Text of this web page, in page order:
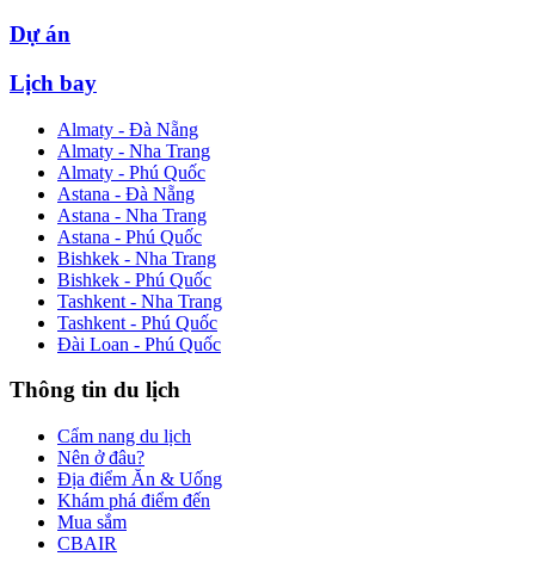
Dự án
Lịch bay
Almaty - Đà Nẵng
Almaty - Nha Trang
Almaty - Phú Quốc
Astana - Đà Nẵng
Astana - Nha Trang
Astana - Phú Quốc
Bishkek - Nha Trang
Bishkek - Phú Quốc
Tashkent - Nha Trang
Tashkent - Phú Quốc
Đài Loan - Phú Quốc
Thông tin du lịch
Cẩm nang du lịch
Nên ở đâu?
Địa điểm Ăn & Uống
Khám phá điểm đến
Mua sắm
CBAIR